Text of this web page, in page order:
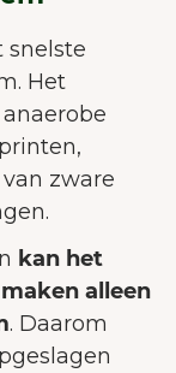
snelste
Het
zware
kan het
alleen
. Daarom